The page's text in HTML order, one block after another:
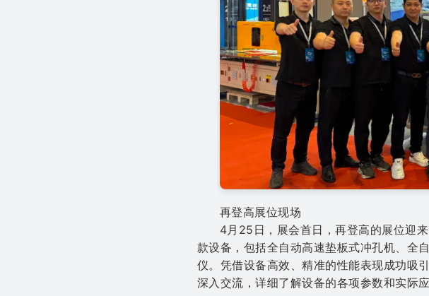
再登高展位现场
4月25日，展会首日，再登高的展位迎
款设备，包括全自动高速垫板式冲孔机、全
仪。凭借设备高效、精准的性能表现成功吸
深入交流，详细了解设备的各项参数和实际应